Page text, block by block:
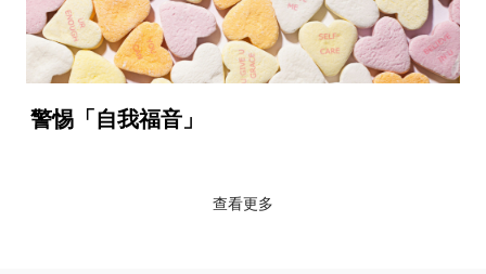
警惕「自我福音」
查看更多